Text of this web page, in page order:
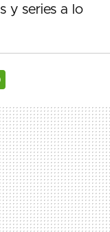
y series a lo